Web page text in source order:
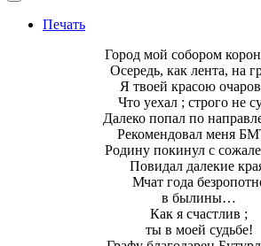
Печать
Город мой собором
Осередь, как лента, на
Я твоей красою
Что уехал ; строго не
Далеко попал по
Рекомендовал меня
Родину покинул с
Повидал далекие
Мчат года
в былины…
Как я счастлив ;
ты в моей судьбе!